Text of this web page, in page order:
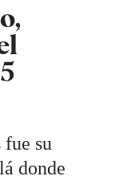
fue su
donde